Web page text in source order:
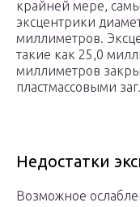
крайней мере,
эксцентрики
миллиметров.
такие как 25,0
миллиметров
пластмассовыми
Недостатки
Возможное